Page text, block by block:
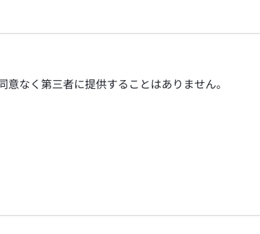
なく第三者に提供することはありません。